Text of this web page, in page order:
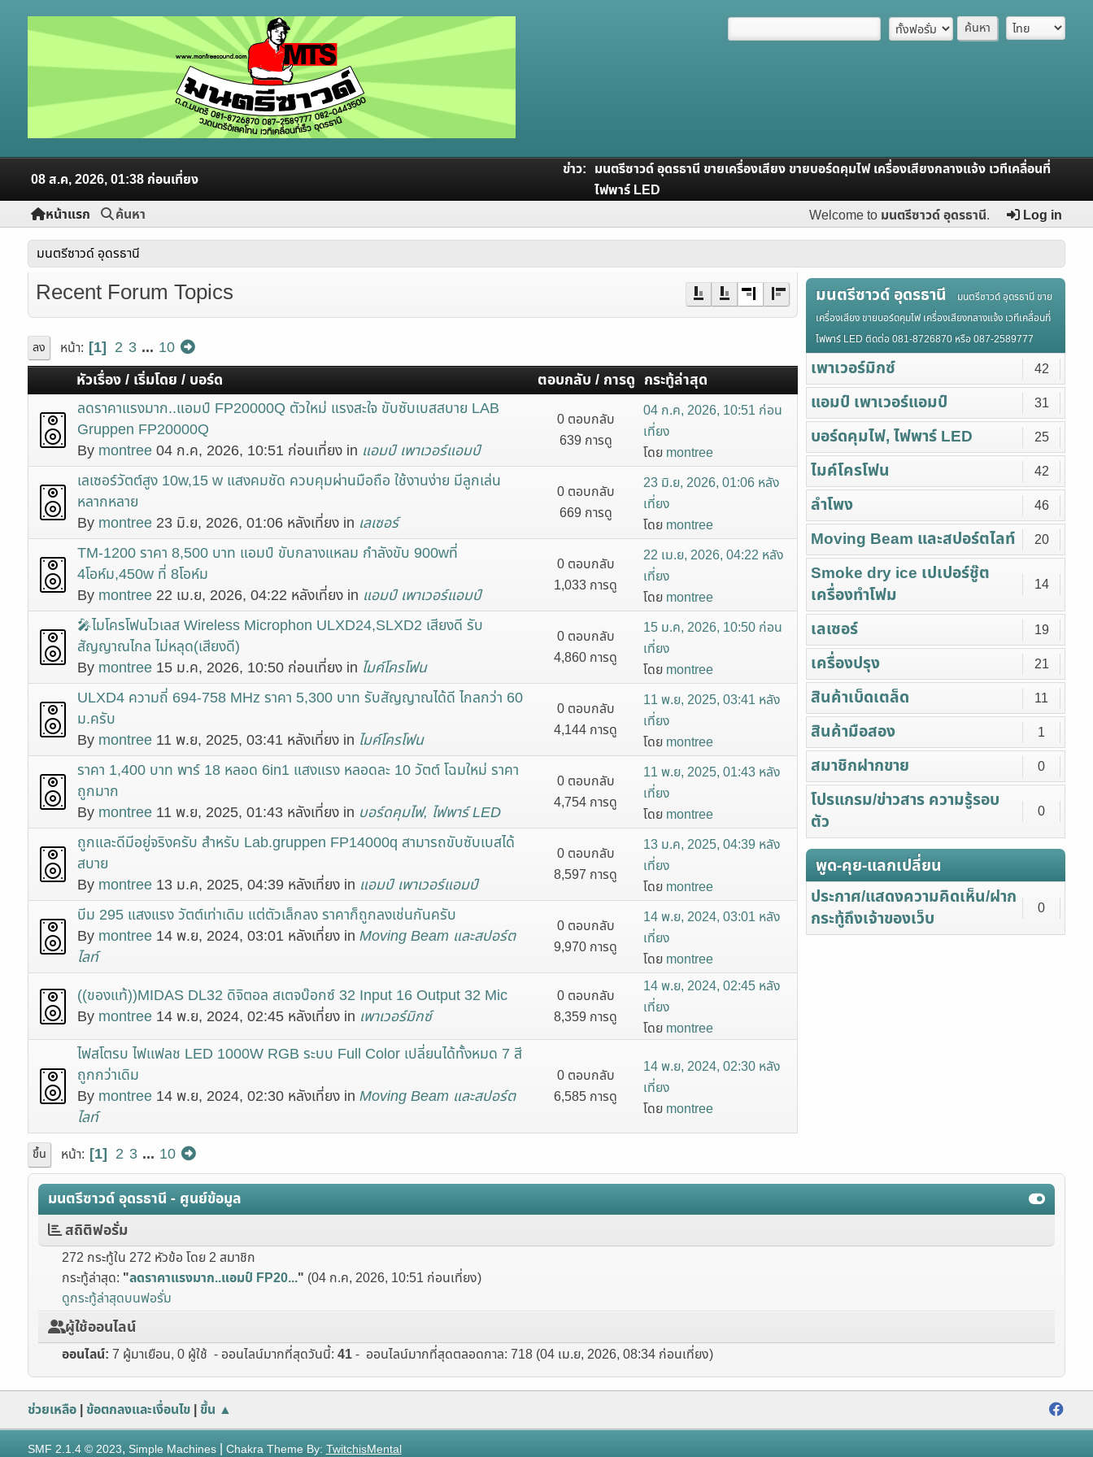
08 ส.ค, 2026, 01:38 ก่อนเที่ยง
ข่าว: มนตรีซาวด์ อุดรธานี ขายเครื่องเสียง ขายบอร์ดคุมไฟ เครื่องเสียงกลางแจ้ง เวทีเคลื่อนที่
ไฟพาร์ LED
Welcome to มนตรีซาวด์ อุดรธานี. Log in
หน้าแรก
ค้นหา
มนตรีซาวด์ อุดรธานี
Recent Forum Topics
ลง หน้า 1 2 3 ... 10
หัวเรื่อง / เริ่มโดย / บอร์ด
ตอบกลับ / การดู กระทู้ล่าสุด
ลดราคาแรงมาก..แอมป์ FP20000Q ตัวใหม่ แรงสะใจ ขับซับเบสสบาย LAB
Gruppen FP20000Q
By montree04 ก.ค, 2026, 10:51 ก่อนเที่ยง in แอมป์ เพาเวอร์แอมป์
0 ตอบกลับ
639 การดู
04 ก.ค, 2026, 10:51 ก่อน
เที่ยง
โดย montree
เลเซอร์วัตต์สูง 10w,15 w แสงคมชัด ควบคุมผ่านมือถือ ใช้งานง่าย มีลูกเล่น
หลากหลาย
By montree23 มิ.ย, 2026, 01:06 หลังเที่ยง in เลเซอร์
0 ตอบกลับ
669 การดู
23 มิ.ย, 2026, 01:06 หลัง
เที่ยง
โดย montree
TM-1200 ราคา 8,500 บาท แอมป์ ขับกลางแหลม กำลังขับ 900wที่
4โอห์ม,450w ที่ 8โอห์ม
By montree22 เม.ย, 2026, 04:22 หลังเที่ยง in แอมป์ เพาเวอร์แอมป์
0 ตอบกลับ
1,033 การดู
22 เม.ย, 2026, 04:22 หลัง
เที่ยง
โดย montree
🎤ไมโครโฟนไวเลส Wireless Microphon ULXD24,SLXD2 เสียงดี รับ
สัญญาณไกล ไม่หลุด(เสียงดี)
By montree15 ม.ค, 2026, 10:50 ก่อนเที่ยง in ไมค์โครโฟน
0 ตอบกลับ
4,860 การดู
15 ม.ค, 2026, 10:50 ก่อน
เที่ยง
โดย montree
๊ULXD4 ความถี่ 694-758 MHz ราคา 5,300 บาท รับสัญญาณได้ดี ไกลกว่า 60
ม.ครับ
By montree11 พ.ย, 2025, 03:41 หลังเที่ยง in ไมค์โครโฟน
0 ตอบกลับ
4,144 การดู
11 พ.ย, 2025, 03:41 หลัง
เที่ยง
โดย montree
ราคา 1,400 บาท พาร์ 18 หลอด 6in1 แสงแรง หลอดละ 10 วัตต์ โฉมใหม่ ราคา
ถูกมาก
By montree11 พ.ย, 2025, 01:43 หลังเที่ยง in บอร์ดคุมไฟ, ไฟพาร์ LED
0 ตอบกลับ
4,754 การดู
11 พ.ย, 2025, 01:43 หลัง
เที่ยง
โดย montree
ถูกและดีมีอยู่จริงครับ สำหรับ Lab.gruppen FP14000q สามารถขับซับเบสได้
สบาย
By montree13 ม.ค, 2025, 04:39 หลังเที่ยง in แอมป์ เพาเวอร์แอมป์
0 ตอบกลับ
8,597 การดู
13 ม.ค, 2025, 04:39 หลัง
เที่ยง
โดย montree
บีม 295 แสงแรง วัตต์เท่าเดิม แต่ตัวเล็กลง ราคาก็ถูกลงเช่นกันครับ
By montree14 พ.ย, 2024, 03:01 หลังเที่ยง in Moving Beam และสปอร์ต
ไลท์
0 ตอบกลับ
9,970 การดู
14 พ.ย, 2024, 03:01 หลัง
เที่ยง
โดย montree
((ของแท้))MIDAS DL32 ดิจิตอล สเตจบ๊อกซ์ 32 Input 16 Output 32 Mic
By montree14 พ.ย, 2024, 02:45 หลังเที่ยง in เพาเวอร์มิกซ์
0 ตอบกลับ
8,359 การดู
14 พ.ย, 2024, 02:45 หลัง
เที่ยง
โดย montree
ไฟสโตรบ ไฟเเฟลช LED 1000W RGB ระบบ Full Color เปลี่ยนได้ทั้งหมด 7 สี
ถูกกว่าเดิม
By montree14 พ.ย, 2024, 02:30 หลังเที่ยง in Moving Beam และสปอร์ต
ไลท์
0 ตอบกลับ
6,585 การดู
14 พ.ย, 2024, 02:30 หลัง
เที่ยง
โดย montree
ขึ้น หน้า 1 2 3 ... 10
มนตรีซาวด์ อุดรธานี
มนตรีซาวด์ อุดรธานี ขาย
เครื่องเสียง ขายบอร์ดคุมไฟ เครื่องเสียงกลางแจ้ง เวทีเคลื่อนที่
ไฟพาร์ LED ติดต่อ 081-8726870 หรือ 087-2589777
เพาเวอร์มิกซ์ 42
แอมป์ เพาเวอร์แอมป์ 31
บอร์ดคุมไฟ, ไฟพาร์ LED 25
ไมค์โครโฟน 42
ลำโพง 46
Moving Beam และสปอร์ตไลท์ 20
Smoke dry ice เปเปอร์ชู๊ต
เครื่องทำโฟม
14
เลเซอร์ 19
เครื่องปรุง 21
สินค้าเบ็ดเตล็ด 11
สินค้ามือสอง 1
สมาชิกฝากขาย 0
โปรแกรม/ข่าวสาร ความรู้รอบ
ตัว
0
พูด-คุย-แลกเปลี่ยน
ประกาศ/แสดงความคิดเห็น/ฝาก
กระทู้ถึงเจ้าของเว็บ
0
มนตรีซาวด์ อุดรธานี - ศูนย์ข้อมูล
สถิติฟอรั่ม
272 กระทู้ใน 272 หัวข้อ โดย 2 สมาชิก
กระทู้ล่าสุด: "ลดราคาแรงมาก..แอมป์ FP20..." (04 ก.ค, 2026, 10:51 ก่อนเที่ยง)
ดูกระทู้ล่าสุดบนฟอรั่ม
ผู้ใช้ออนไลน์
ออนไลน์: 7 ผู้มาเยือน, 0 ผู้ใช้ - ออนไลน์มากที่สุดวันนี้: 41- ออนไลน์มากที่สุดตลอดกาล: 718 (04 เม.ย, 2026, 08:34 ก่อนเที่ยง)
ช่วยเหลือ| ข้อตกลงและเงื่อนไข| ขึ้น ▲
SMF 2.1.4 © 2023, Simple Machines| Chakra Theme By: TwitchisMental